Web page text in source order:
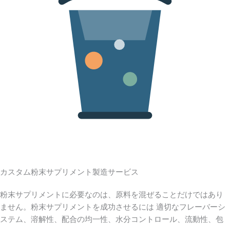
カスタム粉末サプリメント製造サービス
粉末サプリメントに必要なのは、原料を混ぜることだけではあり
ません。粉末サプリメントを成功させるには 適切なフレーバーシ
ステム、溶解性、配合の均一性、水分コントロール、流動性、包